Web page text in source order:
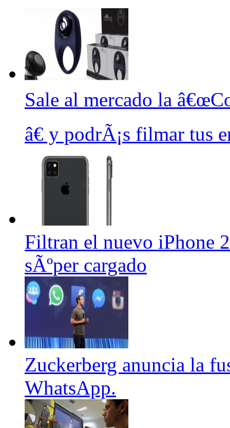
Sale al mercado la
â€ y podrÃ¡s filmar tus
Filtran el nuevo iPhone
sÃºper cargado
Zuckerberg anuncia la
WhatsApp.